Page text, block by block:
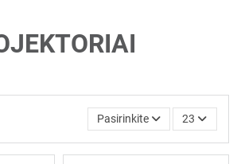
Pasirinkite 23